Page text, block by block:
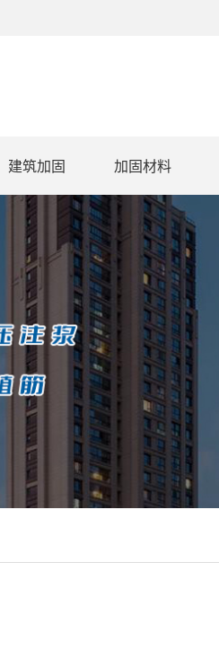
建筑加固 加固材料